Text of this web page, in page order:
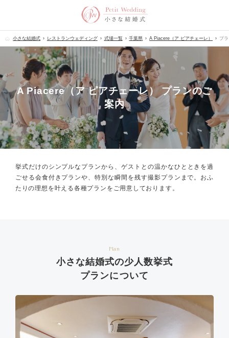
小さな結婚式 レストランウェディング 式場一覧 千葉県 A Piacere（ア ピアチェーレ） プ
A Piacere（ア ピアチェーレ） プランのご
案内
挙式だけのシンプルなプランから、ゲストとの温かなひとときを過
ごせる会食付きプランや、特別な瞬間を残す撮影プランまで。 おふ
たりの理想を叶える各種プランをご用意しております。
Plan
小さな結婚式の少人数挙式
プランについて